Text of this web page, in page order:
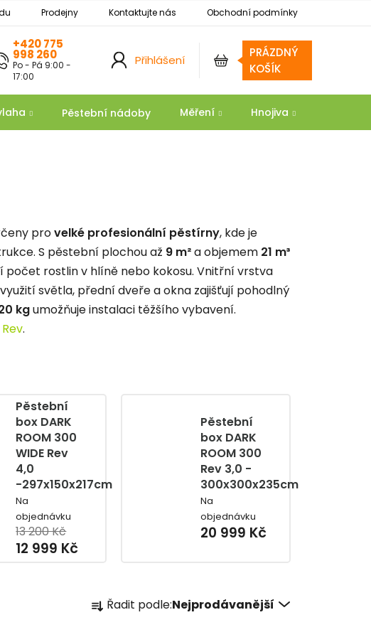
Prodejny Kontaktujte nás
Obchodní podmínky
+420 775
998 260
Po - Pá 9:00 -
17:00
Přihlášení
NÁKUPNÍ
KOŠÍK
PRÁZDNÝ
KOŠÍK
Pěstební nádoby Měření Hnojiva
provelké profesionální pěstírny, kde je
S pěstební plochou až 9 m²a objemem 21 m³
rostlin v hlíně nebo kokosu. Vnitřní vrstva
světla, přední dveře a okna zajišťují pohodlný
kgumožňuje instalaci těžšího vybavení.
.
Pěstební
box DARK
ROOM 300
WIDE Rev
4,0
-297x150x217cm
Na
objednávku
12 999 Kč
13 200 Kč
Pěstební
box DARK
ROOM 300
Rev 3,0 -
300x300x235cm
Na
objednávku
20 999 Kč
a Řadit podle:Nejprodávanější